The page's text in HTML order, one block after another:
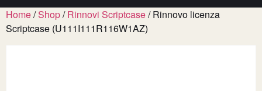
Home/Shop/Rinnovi Scriptcase/ Rinnovo licenza
Scriptcase (U111I111R116W1AZ)